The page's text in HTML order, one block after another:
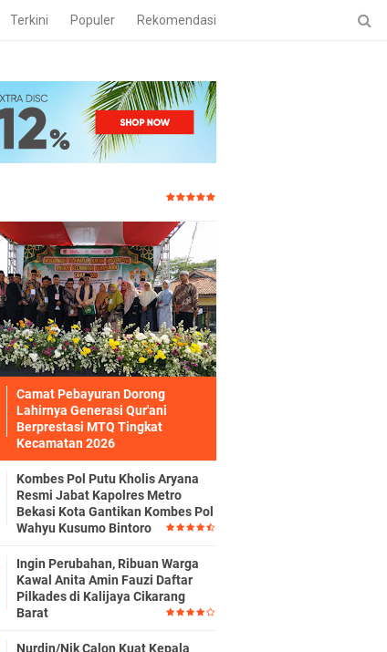
Terkini Populer Rekomendasi
Camat Pebayuran Dorong
Lahirnya Generasi Qur'ani
Berprestasi MTQ Tingkat
Kecamatan 2026
Kombes Pol Putu Kholis Aryana
Resmi Jabat Kapolres Metro
Bekasi Kota Gantikan Kombes Pol
Wahyu Kusumo Bintoro
Ingin Perubahan, Ribuan Warga
Kawal Anita Amin Fauzi Daftar
Pilkades di Kalijaya Cikarang
Barat
Nurdin/Nik Calon Kuat Kepala